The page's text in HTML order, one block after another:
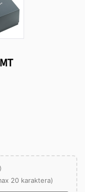
20 karaktera)